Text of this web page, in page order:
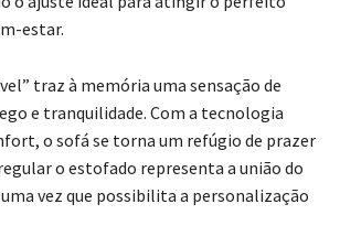
estar.
traz à memória uma sensação de
e tranquilidade. Com a tecnologia
o sofá se torna um refúgio de prazer
o estofado representa a união do
vez que possibilita a personalização